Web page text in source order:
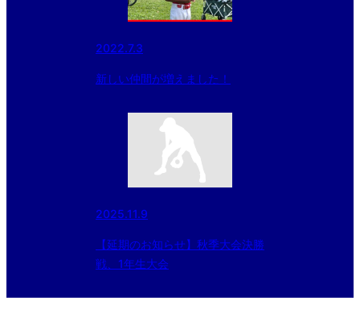
2022.7.3
新しい仲間が増えました！
2025.11.9
【延期のお知らせ】秋季大会決勝
戦、1年生大会